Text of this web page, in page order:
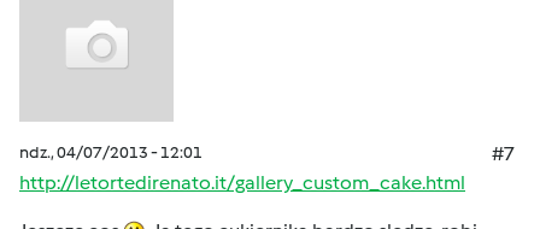
ndz., 04/07/2013 - 12:01
#7
http://letortedirenato.it/gallery_custom_cake.html